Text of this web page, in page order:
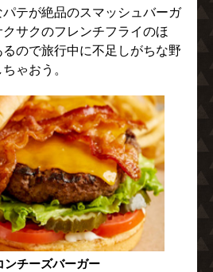
テが絶品のスマッシュバーガ
サクのフレンチフライのほ
ので旅行中に不足しがちな野
ゃおう。
ンチーズバーガー